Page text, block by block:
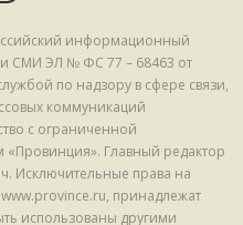
информационный
СМИ ЭЛ № ФС 77 – 68463 от
по надзору в сфере связи,
коммуникаций
с ограниченной
«Провинция». Главный редактор
Исключительные права на
принадлежат
использованы другими